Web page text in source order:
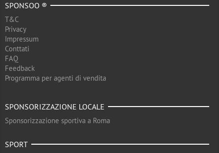
SPONSOO ®
T&C
Privacy
Impressum
Conttati
FAQ
Feedback
Programma per agenti di vendita
SPONSORIZZAZIONE LOCALE
Sponsorizzazione sportiva a Roma
SPORT